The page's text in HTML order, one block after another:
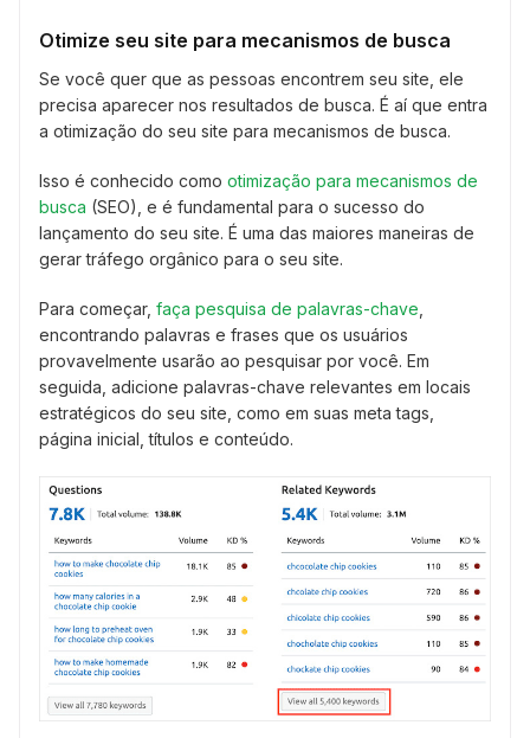
Otimize seu site para mecanismos de busca
Se você quer que as pessoas encontrem seu site, ele
precisa aparecer nos resultados de busca. É aí que entra
a otimização do seu site para mecanismos de busca.
Isso é conhecido como otimização para mecanismos de
busca (SEO), e é fundamental para o sucesso do
lançamento do seu site. É uma das maiores maneiras de
gerar tráfego orgânico para o seu site.
Para começar, faça pesquisa de palavras-chave
encontrando palavras e frases que os usuários
provavelmente usarão ao pesquisar por você. Em
seguida, adicione palavras-chave relevantes em locais
estratégicos do seu site, como em suas meta tags,
página inicial, títulos e conteúdo.